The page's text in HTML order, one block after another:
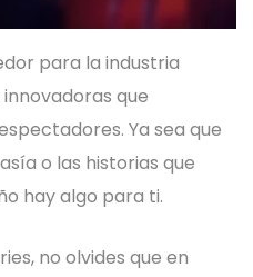
para la industria
que
Ya sea que
o las historias que
hay algo para ti.
no olvides que en